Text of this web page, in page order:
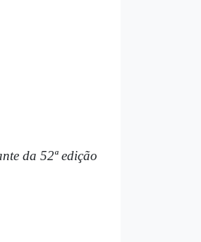
da 52ª edição